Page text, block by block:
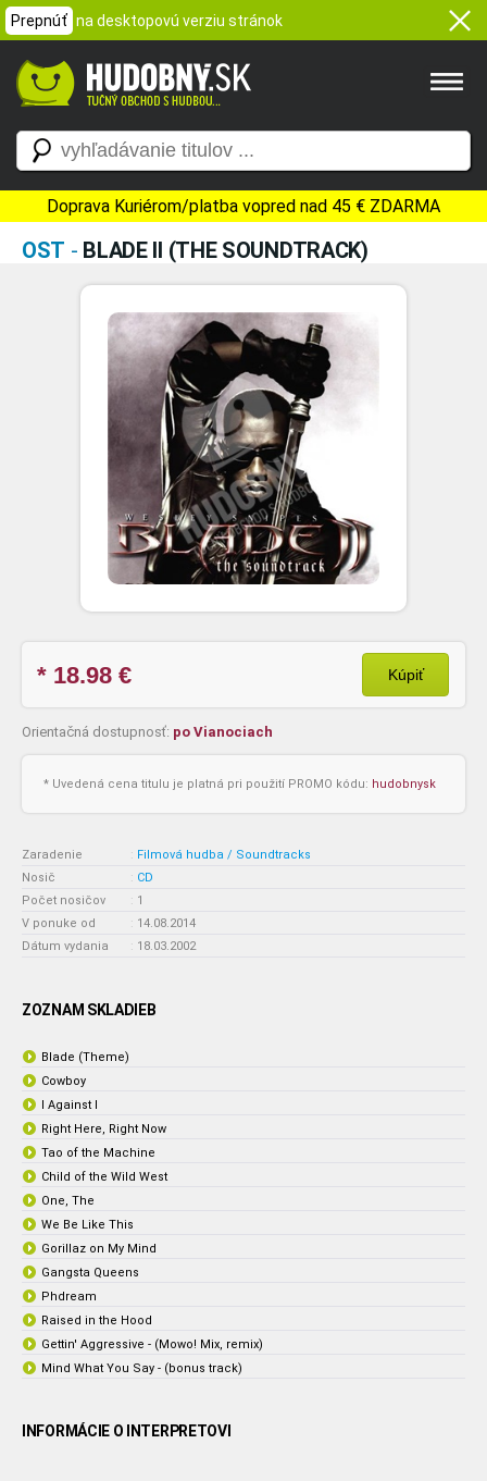
Prepnúť na desktopovú verziu stránok
Doprava Kuriérom/platba vopred nad 45 € ZDARMA
OST - BLADE II (THE SOUNDTRACK)
* 18.98 € Kúpiť
Orientačná dostupnosť: po Vianociach
* Uvedená cena titulu je platná pri použití PROMO kódu: hudobnysk
Zaradenie : Filmová hudba / Soundtracks
Nosič
: CD
Počet nosičov
: 1
V ponuke od
: 14.08.2014
Dátum vydania
: 18.03.2002
ZOZNAM SKLADIEB
Blade (Theme)
Cowboy
I Against I
Right Here, Right Now
Tao of the Machine
Child of the Wild West
One, The
We Be Like This
Gorillaz on My Mind
Gangsta Queens
Phdream
Raised in the Hood
Gettin' Aggressive - (Mowo! Mix, remix)
Mind What You Say - (bonus track)
INFORMÁCIE O INTERPRETOVI